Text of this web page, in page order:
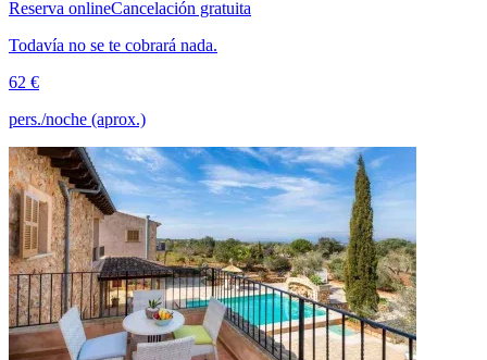
Reserva onlineCancelación gratuita
Todavía no se te cobrará nada.
62 €
pers./noche (aprox.)